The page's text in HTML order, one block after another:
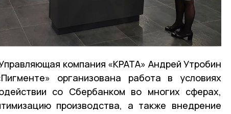
компания «КРАТА» Андрей Утробин
организована работа в условиях
со Сбербанком во многих сферах,
производства, а также внедрение